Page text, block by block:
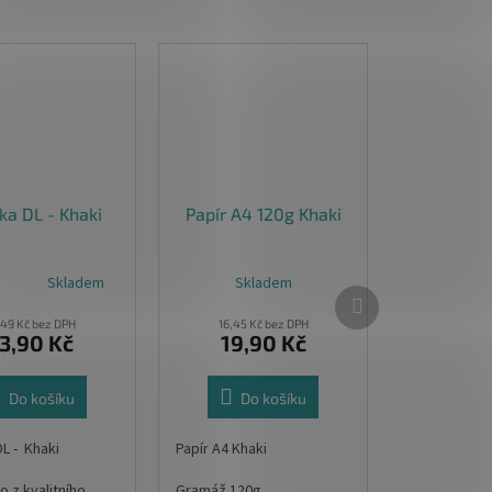
DL - Khaki
Skladem
Kč bez DPH
Kč
Do košíku
- Khaki
Papír A4 120g Khaki
Skladem
16,45 Kč bez DPH
19,90 Kč
Do košíku
Papír A4 Khaki
Další
produkt